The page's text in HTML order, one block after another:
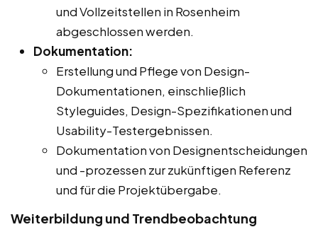
und Vollzeitstellen in Rosenheim
abgeschlossen werden.
Dokumentation:
Erstellung und Pflege von Design-
Dokumentationen, einschließlich
Styleguides, Design-Spezifikationen und
Usability-Testergebnissen.
Dokumentation von Designentscheidungen
und -prozessen zur zukünftigen Referenz
und für die Projektübergabe.
Weiterbildung und Trendbeobachtung